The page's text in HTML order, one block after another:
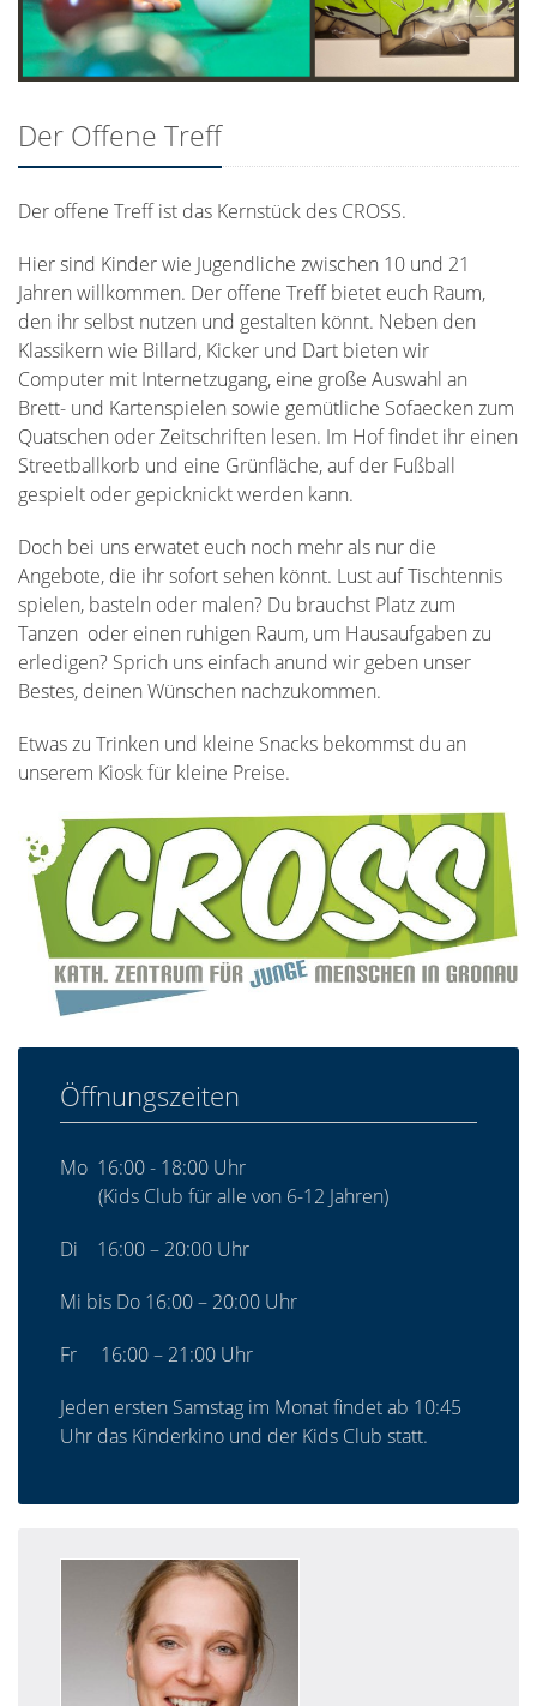
Der Offene Treff
Der offene Treff ist das Kernstück des CROSS.
Hier sind Kinder wie Jugendliche zwischen 10 und 21
Jahren willkommen. Der offene Treff bietet euch Raum,
den ihr selbst nutzen und gestalten könnt. Neben den
Klassikern wie Billard, Kicker und Dart bieten wir
Computer mit Internetzugang, eine große Auswahl an
Brett- und Kartenspielen sowie gemütliche Sofaecken zum
Quatschen oder Zeitschriften lesen. Im Hof findet ihr einen
Streetballkorb und eine Grünfläche, auf der Fußball
gespielt oder gepicknickt werden kann.
Doch bei uns erwatet euch noch mehr als nur die
Angebote, die ihr sofort sehen könnt. Lust auf Tischtennis
spielen, basteln oder malen? Du brauchst Platz zum
Tanzen oder einen ruhigen Raum, um Hausaufgaben zu
erledigen? Sprich uns einfach anund wir geben unser
Bestes, deinen Wünschen nachzukommen.
Etwas zu Trinken und kleine Snacks bekommst du an
unserem Kiosk für kleine Preise.
Öffnungszeiten
Mo 16:00 - 18:00 Uhr
(Kids Club für alle von 6-12 Jahren)
Di 16:00 – 20:00 Uhr
Mi bis Do 16:00 – 20:00 Uhr
Fr 16:00 – 21:00 Uhr
Jeden ersten Samstag im Monat findet ab 10:45
Uhr das Kinderkino und der Kids Club statt.